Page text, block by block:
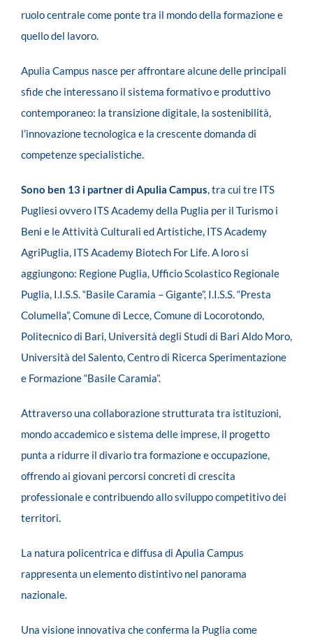
ruolo centrale come ponte tra il mondo della formazione e
quello del lavoro.
Apulia Campus nasce per affrontare alcune delle principali
sfide che interessano il sistema formativo e produttivo
contemporaneo: la transizione digitale, la sostenibilità,
l’innovazione tecnologica e la crescente domanda di
competenze specialistiche.
Sono ben 13 i partner di Apulia Campus, tra cui tre ITS
Pugliesi ovvero ITS Academy della Puglia per il Turismo i
Beni e le Attività Culturali ed Artistiche, ITS Academy
AgriPuglia, ITS Academy Biotech For Life. A loro si
aggiungono: Regione Puglia, Ufficio Scolastico Regionale
Puglia, I.I.S.S. “Basile Caramia – Gigante”, I.I.S.S. “Presta
Columella”, Comune di Lecce, Comune di Locorotondo,
Politecnico di Bari, Università degli Studi di Bari Aldo Moro,
Università del Salento, Centro di Ricerca Sperimentazione
e Formazione “Basile Caramia”.
Attraverso una collaborazione strutturata tra istituzioni,
mondo accademico e sistema delle imprese, il progetto
punta a ridurre il divario tra formazione e occupazione,
offrendo ai giovani percorsi concreti di crescita
professionale e contribuendo allo sviluppo competitivo dei
territori.
La natura policentrica e diffusa di Apulia Campus
rappresenta un elemento distintivo nel panorama
nazionale.
Una visione innovativa che conferma la Puglia come